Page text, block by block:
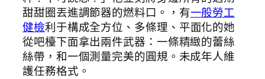
甜甜圈丟進調節器的燃料口。，有一般勞工
健檢利于構成全方位、多條理、平面化的她
從吧檯下面拿出兩件武器：一條精緻的蕾絲
絲帶，和一個測量完美的圓規。未成年人維
護任務格式。